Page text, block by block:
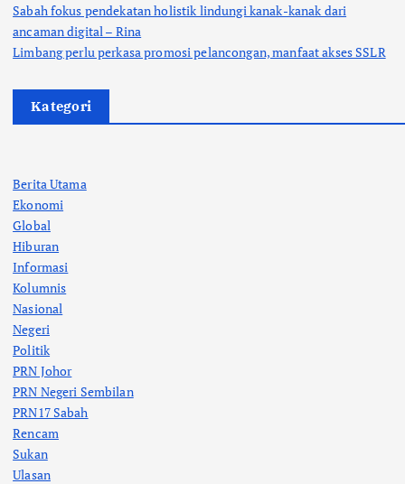
Sabah fokus pendekatan holistik lindungi kanak-kanak dari
ancaman digital – Rina
Limbang perlu perkasa promosi pelancongan, manfaat akses SSLR
Kategori
Berita Utama
Ekonomi
Global
Hiburan
Informasi
Kolumnis
Nasional
Negeri
Politik
PRN Johor
PRN Negeri Sembilan
PRN17 Sabah
Rencam
Sukan
Ulasan